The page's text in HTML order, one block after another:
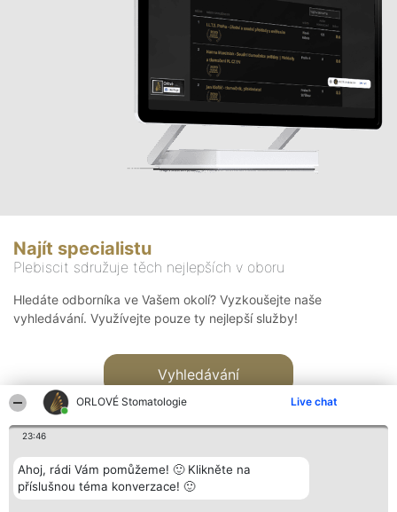
ORLOVÉ Stomatologie Live chat
23:46
Ahoj, rádi Vám pomůžeme! 🙂 Klikněte na
příslušnou téma konverzace! 🙂
Najít specialistu
Plebiscit sdružuje těch nejlepších v oboru
Hledáte odborníka ve Vašem okolí? Vyzkoušejte naše
vyhledávání. Využívejte pouze ty nejlepší služby!
Vyhledávání